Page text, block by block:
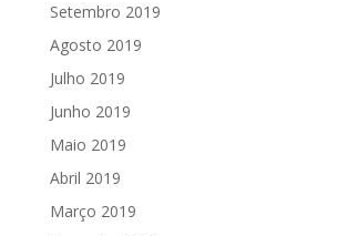
Setembro 2019
Agosto 2019
Julho 2019
Junho 2019
Maio 2019
Abril 2019
Março 2019